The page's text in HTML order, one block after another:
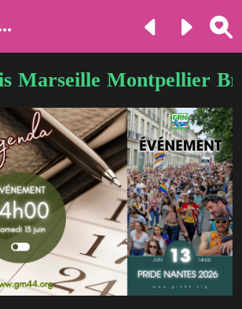
Marseille Montpellier